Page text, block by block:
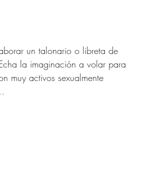
un talonario o libreta de
la imaginación a volar para
muy activos sexualmente